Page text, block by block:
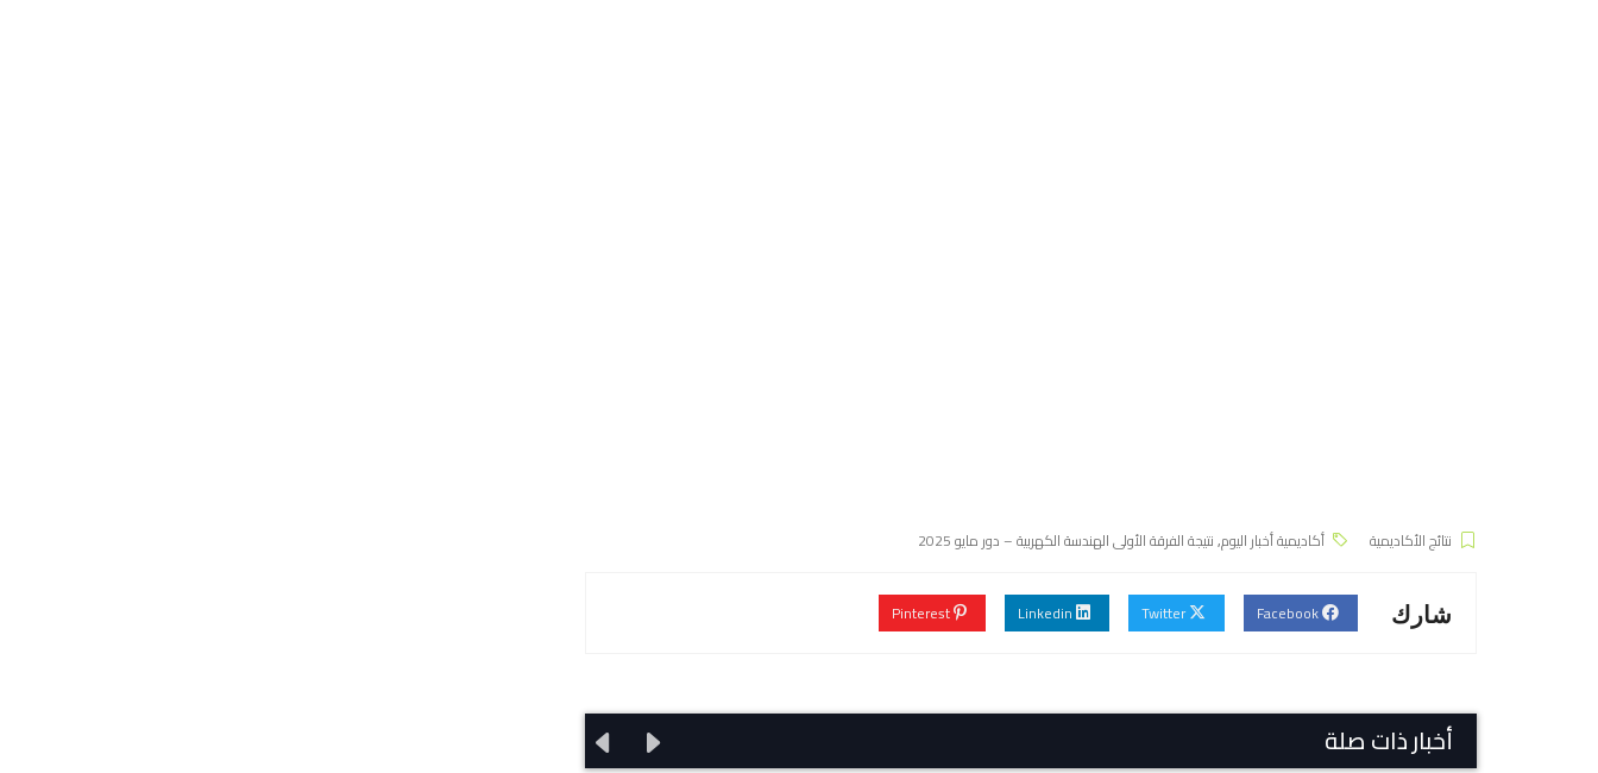
نتائج الأكاديمية أكاديمية أخبار اليوم,نتيجة الفرقة الأولى الهندسة الكهربية – دور مايو 2025
شارك Twitter
أخبار ذات صلة